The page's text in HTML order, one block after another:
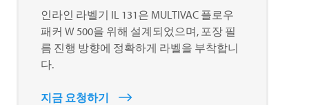
인라인 라벨기 IL 131은 MULTIVAC 플로우
패커 W 500을 위해 설계되었으며, 포장 필
름 진행 방향에 정확하게 라벨을 부착합니
다.
지금 요청하기